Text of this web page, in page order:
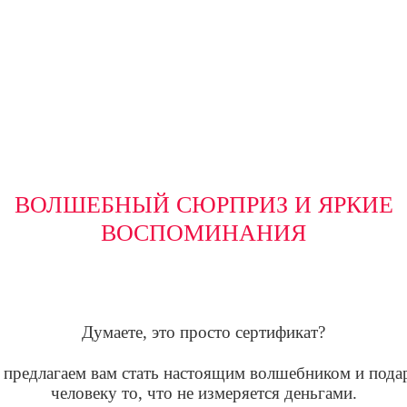
ВОЛШЕБНЫЙ СЮРПРИЗ И ЯРКИЕ
ВОСПОМИНАНИЯ
Думаете, это просто сертификат?
вам стать настоящим волшебником и
человеку то, что не измеряется деньгами.